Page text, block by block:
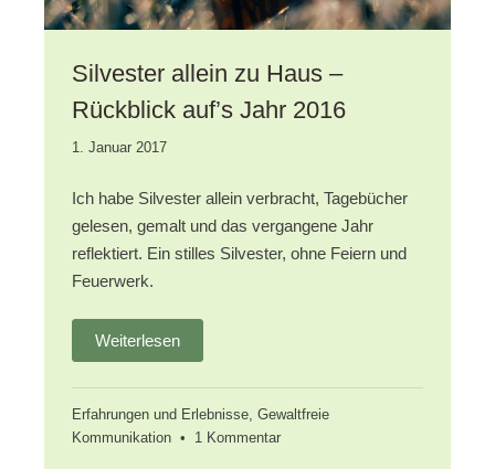
Silvester allein zu Haus –
Rückblick auf’s Jahr 2016
1. Januar 201729.
2019
Ich habe Silvester allein verbracht, Tagebücher
gelesen, gemalt und das vergangene Jahr
reflektiert. Ein stilles Silvester, ohne Feiern und
Feuerwerk.
Weiterlesen
Erfahrungen und Erlebnisse Gewaltfreie
Kommunikation • 1 Kommentarzu